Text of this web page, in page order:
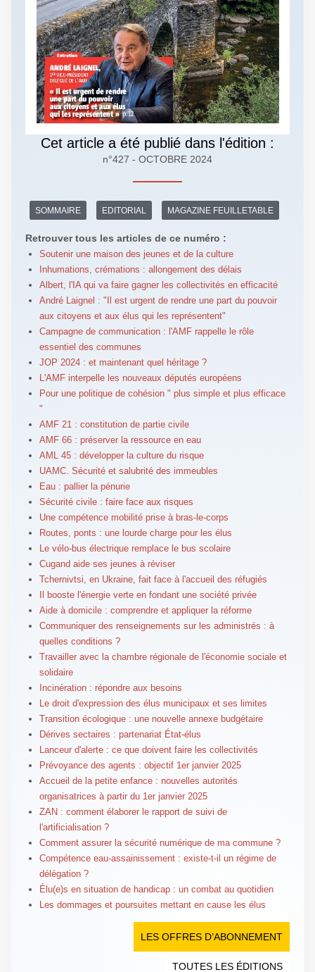
Cet article a été publié dans l'édition :
n°427 - OCTOBRE 2024
SOMMAIRE EDITORIAL MAGAZINE FEUILLETABLE
Retrouver tous les articles de ce numéro :
Soutenir une maison des jeunes et de la culture
Inhumations, crémations : allongement des délais
Albert, l'IA qui va faire gagner les collectivités en efficacité
André Laignel : "Il est urgent de rendre une part du pouvoir
aux citoyens et aux élus qui les représentent"
Campagne de communication : l'AMF rappelle le rôle
essentiel des communes
JOP 2024 : et maintenant quel héritage ?
L'AMF interpelle les nouveaux députés européens
Pour une politique de cohésion " plus simple et plus efficace
"
AMF 21 : constitution de partie civile
AMF 66 : préserver la ressource en eau
AML 45 : développer la culture du risque
UAMC. Sécurité et salubrité des immeubles
Eau : pallier la pénurie
Sécurité civile : faire face aux risques
Une compétence mobilité prise à bras-le-corps
Routes, ponts : une lourde charge pour les élus
Le vélo-bus électrique remplace le bus scolaire
Cugand aide ses jeunes à réviser
Tchernivtsi, en Ukraine, fait face à l'accueil des réfugiés
Il booste l'énergie verte en fondant une société privée
Aide à domicile : comprendre et appliquer la réforme
Communiquer des renseignements sur les administrés : à
quelles conditions ?
Travailler avec la chambre régionale de l'économie sociale et
solidaire
Incinération : répondre aux besoins
Le droit d'expression des élus municipaux et ses limites
Transition écologique : une nouvelle annexe budgétaire
Dérives sectaires : partenariat État-élus
Lanceur d'alerte : ce que doivent faire les collectivités
Prévoyance des agents : objectif 1er janvier 2025
Accueil de la petite enfance : nouvelles autorités
organisatrices à partir du 1er janvier 2025
ZAN : comment élaborer le rapport de suivi de
l'artificialisation ?
Comment assurer la sécurité numérique de ma commune ?
Compétence eau-assainissement : existe-t-il un régime de
délégation ?
Élu(e)s en situation de handicap : un combat au quotidien
Les dommages et poursuites mettant en cause les élus
LES OFFRES D’ABONNEMENT
TOUTES LES ÉDITIONS